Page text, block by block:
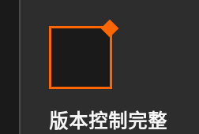
版本控制完整